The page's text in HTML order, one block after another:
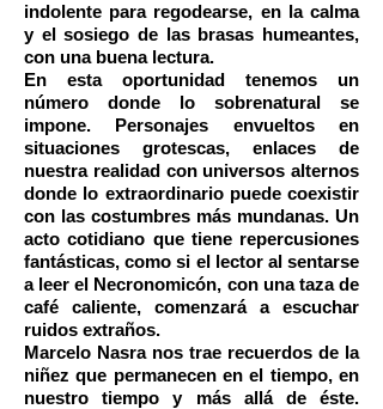
indolente para regodearse, en la calma
y el sosiego de las brasas humeantes,
con una buena lectura.
En esta oportunidad tenemos un
número donde lo sobrenatural se
impone. Personajes envueltos en
situaciones grotescas, enlaces de
nuestra realidad con universos alternos
donde lo extraordinario puede coexistir
con las costumbres más mundanas. Un
acto cotidiano que tiene repercusiones
fantásticas, como si el lector al sentarse
a leer el Necronomicón, con una taza de
café caliente, comenzará a escuchar
ruidos extraños.
Marcelo Nasra nos trae recuerdos de la
niñez que permanecen en el tiempo, en
nuestro tiempo y más allá de éste.